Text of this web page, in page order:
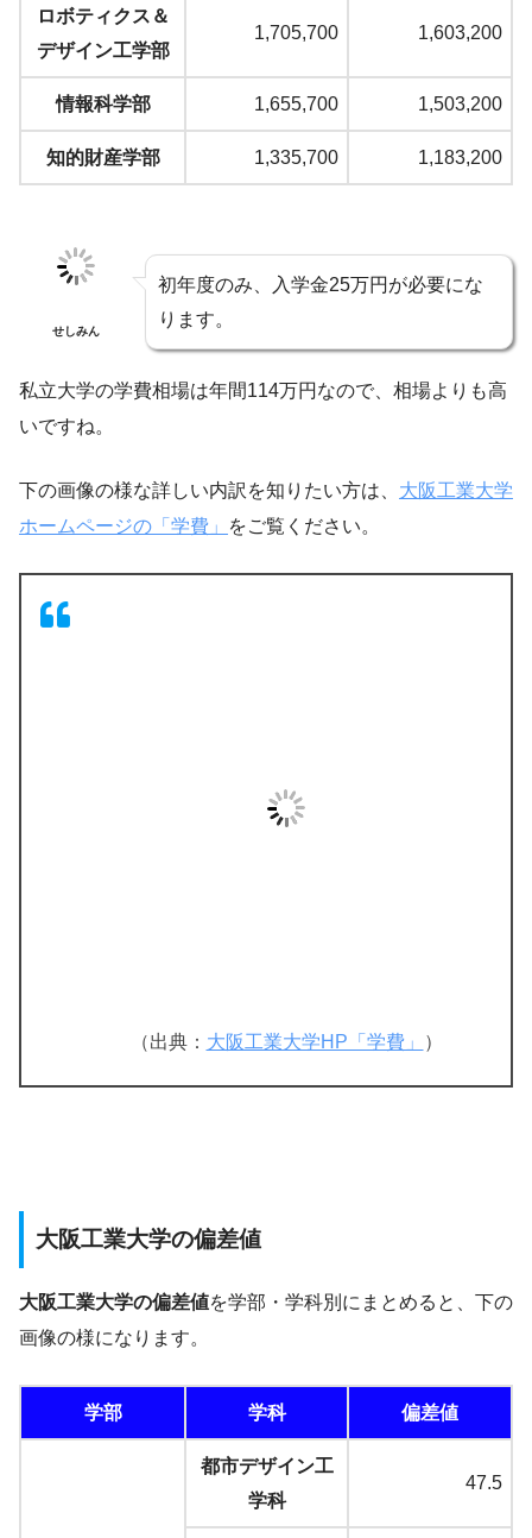
ロボティクス＆
デザイン工学部
1,705,700 1,603,200
情報科学部 1,655,700 1,503,200
知的財産学部 1,335,700 1,183,200
せしみん
初年度のみ、入学金25万円が必要にな
ります。
私立大学の学費相場は年間114万円なので、相場よりも高
いですね。
下の画像の様な詳しい内訳を知りたい方は、 大阪工業大学
ホームページの「学費」
をご覧ください。
（出典： 大阪工業大学HP「学費」 ）
大阪工業大学の偏差値
大阪工業大学の偏差値を学部・学科別にまとめると、下の
画像の様になります。
学部 学科 偏差値
都市デザイン工
学科
47.5